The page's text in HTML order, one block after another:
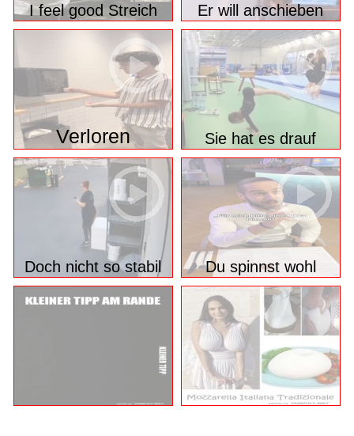
I feel good Streich Er will anschieben
Verloren Sie hat es drauf
Doch nicht so stabil Du spinnst wohl